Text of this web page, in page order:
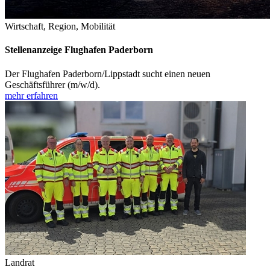
Wirtschaft, Region, Mobilität
Stellenanzeige Flughafen Paderborn
Der Flughafen Paderborn/Lippstadt sucht einen neuen
Geschäftsführer (m/w/d).
mehr erfahren
Landrat